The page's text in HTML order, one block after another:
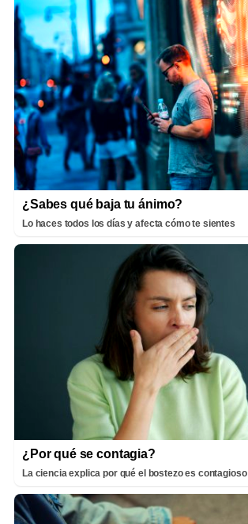
¿Sabes qué baja tu ánimo?
Lo haces todos los días y afecta cómo te sientes
¿Por qué se contagia?
La ciencia explica por qué el bostezo es contagioso